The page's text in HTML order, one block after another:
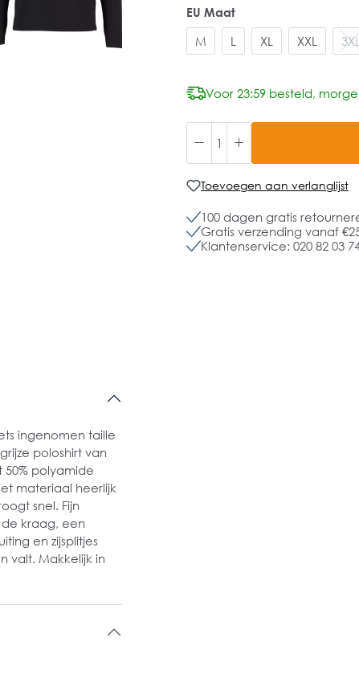
EU Maat
M
L XL XXL 3XL
Voor 23:59 besteld,
Toevoegen aan verlanglijst
100 dagen gratis
Gratis verzending vanaf
Klantenservice: 020 82 03
ingenomen taille
poloshirt van
polyamide
materiaal heerlijk
snel. Fijn
kraag, een
en zijsplitjes
valt. Makkelijk in